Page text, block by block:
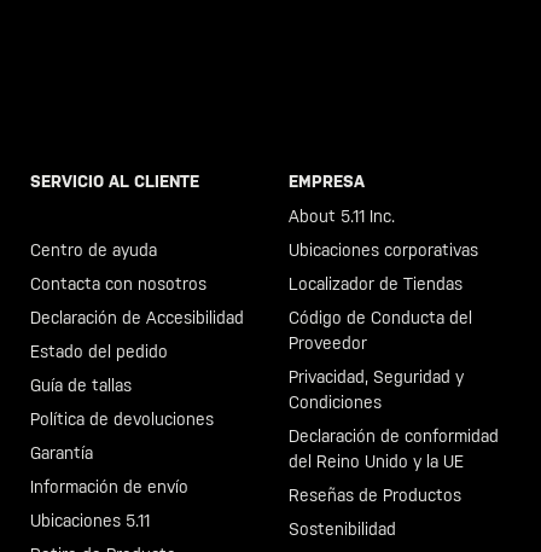
SERVICIO AL CLIENTE
Centro de ayuda
Contacta con nosotros
Declaración de Accesibilidad
Estado del pedido
Guía de tallas
Política de devoluciones
Garantía
Información de envío
Ubicaciones 5.11
EMPRESA
About 5.11 Inc.
Ubicaciones corporativas
Localizador de Tiendas
Código de Conducta del
Proveedor
Privacidad, Seguridad y
Condiciones
Declaración de conformidad
del Reino Unido y la UE
Reseñas de Productos
Sostenibilidad